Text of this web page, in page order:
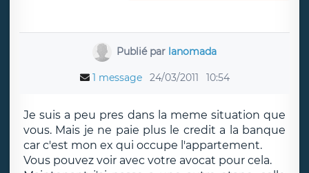
Publié par lanomada
1 message 24/03/2011 10:54
Je suis a peu pres dans la meme situation que
vous. Mais je ne paie plus le credit a la banque
car c'est mon ex qui occupe l'appartement.
Vous pouvez voir avec votre avocat pour cela.